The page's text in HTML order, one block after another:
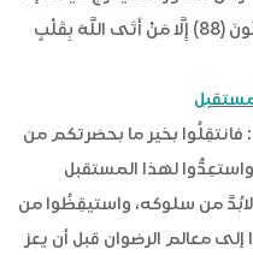
مكنون القلب، {يَوْمَ لَا يَنْفَعُ مَالٌ وَلَا بَنُونَ (88) إِلَّا مَنْ أَتَى اللَّهَ بِقَلْبٍ
بخير ما بحضرتكم من
لهذا المستقبل
من سلوكه، واستيقِظُوا من
إلى معالم الرضوان قبل أن يعز